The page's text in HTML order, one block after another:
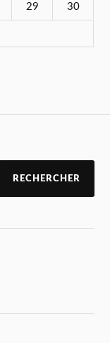
29 30
RECHERCHER